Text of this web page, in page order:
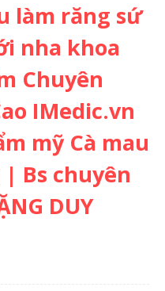
làm răng sứ
nha khoa
Chuyên
IMedic.vn
mỹ Cà mau
| Bs chuyên
DUY